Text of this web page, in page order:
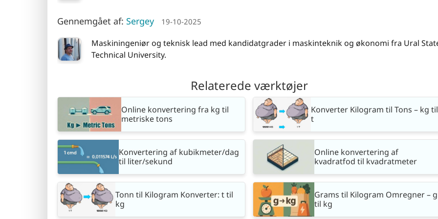
Gennemgået af: Sergey 19-10-2025
Maskiningeniør og teknisk lead med kandidatgrader i maskinteknik og økonomi fra Ural
Technical University.
Relaterede værktøjer
Online konvertering fra kg til
metriske tons
Konverter Kilogram til Tons – kg til
t
Konvertering af kubikmeter/dag
til liter/sekund
Online konvertering af
kvadratfod til kvadratmeter
Tonn til Kilogram Konverter: t til
kg
Grams til Kilogram Omregner – g
til kg